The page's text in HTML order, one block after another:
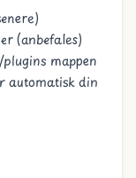
(anbefales)
mappen
automatisk din